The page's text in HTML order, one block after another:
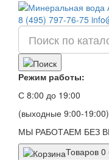
8 (495) 797-76-75
Режим работы:
С 8:00 до 19:00
(выходные 9:00-19:00)
МЫ РАБОТАЕМ БЕЗ
Товаров 0